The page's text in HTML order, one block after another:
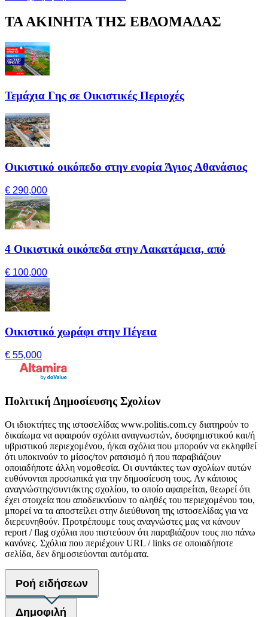
ΤΑ ΑΚΙΝΗΤΑ ΤΗΣ ΕΒΔΟΜΑΔΑΣ
Τεμάχια Γης σε Οικιστικές Περιοχές
Οικιστικό οικόπεδο στην ενορία Άγιος Αθανάσιος
€ 290,000
4 Οικιστικά οικόπεδα στην Λακατάμεια, από
€ 100,000
Οικιστικό χωράφι στην Πέγεια
€ 55,000
Πολιτική Δημοσίευσης Σχολίων
Οι ιδιοκτήτες της ιστοσελίδας www.politis.com.cy διατηρούν το
δικαίωμα να αφαιρούν σχόλια αναγνωστών, δυσφημιστικού και/ή
υβριστικού περιεχομένου, ή/και σχόλια που μπορούν να εκληφθεί
ότι υποκινούν το μίσος/τον ρατσισμό ή που παραβιάζουν
οποιαδήποτε άλλη νομοθεσία. Οι συντάκτες των σχολίων αυτών
ευθύνονται προσωπικά για την δημοσίευση τους. Αν κάποιος
αναγνώστης/συντάκτης σχολίου, το οποίο αφαιρείται, θεωρεί ότι
έχει στοιχεία που αποδεικνύουν το αληθές του περιεχομένου του,
μπορεί να τα αποστείλει στην διεύθυνση της ιστοσελίδας για να
διερευνηθούν. Προτρέπουμε τους αναγνώστες μας να κάνουν
report / flag σχόλια που πιστεύουν ότι παραβιάζουν τους πιο πάνω
κανόνες. Σχόλια που περιέχουν URL / links σε οποιαδήποτε
σελίδα, δεν δημοσιεύονται αυτόματα.
Ροή ειδήσεων
Δημοφιλή